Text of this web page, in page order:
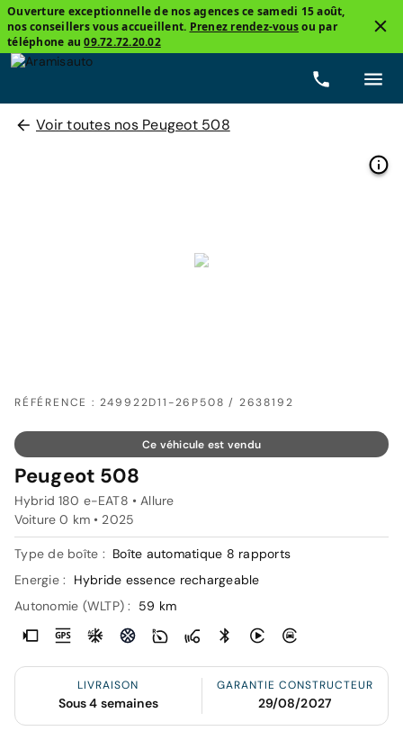
Ouverture exceptionnelle de nos agences ce samedi 15 août,
nos conseillers vous accueillent. Prenez rendez-vousou par
téléphone au09.72.72.20.02
Voir toutes nos Peugeot 508
RÉFÉRENCE : 249922D11-26P508 / 2638192
Ce véhicule est vendu
Peugeot 508
Hybrid 180 e-EAT8 • Allure
Voiture 0 km • 2025
Type de boîte : Boîte automatique 8 rapports
Energie :
Hybride essence rechargeable
Autonomie (WLTP) :
59 km
LIVRAISON
Sous 4 semaines
GARANTIE CONSTRUCTEUR
29/08/2027